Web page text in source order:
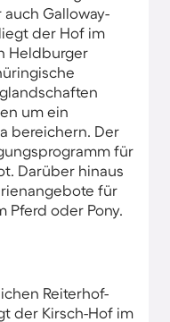
Galloway-
der Hof im
Heldburger
um ein
bereichern. Der
für
Darüber hinaus
für
Pferd oder Pony.
Reiterhof-
der Kirsch-Hof im